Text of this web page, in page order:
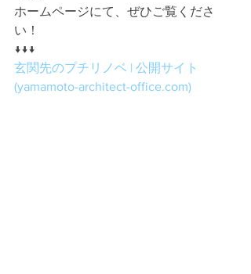
ホームページにて、ぜひご覧くださ
い！
↓↓↓
玄関先のプチリノベ | 公開サイト
(yamamoto-architect-office.com)